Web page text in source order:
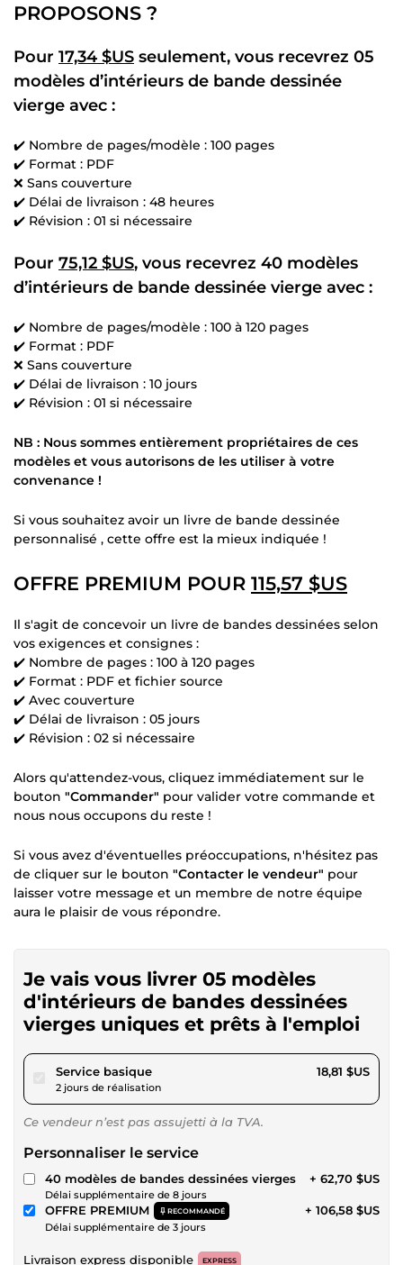
PROPOSONS ?
Pour 17,34 $US seulement, vous recevrez 05
modèles d’intérieurs de bande dessinée
vierge avec :
✔️ Nombre de pages/modèle : 100 pages
✔️ Format : PDF
❌ Sans couverture
✔️ Délai de livraison : 48 heures
✔️ Révision : 01 si nécessaire
Pour 75,12 $US, vous recevrez 40 modèles
d’intérieurs de bande dessinée vierge avec :
✔️ Nombre de pages/modèle : 100 à 120 pages
✔️ Format : PDF
❌ Sans couverture
✔️ Délai de livraison : 10 jours
✔️ Révision : 01 si nécessaire
NB : Nous sommes entièrement propriétaires de ces
modèles et vous autorisons de les utiliser à votre
convenance !
Si vous souhaitez avoir un livre de bande dessinée
personnalisé , cette offre est la mieux indiquée !
OFFRE PREMIUM POUR 115,57 $US
Il s'agit de concevoir un livre de bandes dessinées selon
vos exigences et consignes :
✔️ Nombre de pages : 100 à 120 pages
✔️ Format : PDF et fichier source
✔️ Avec couverture
✔️ Délai de livraison : 05 jours
✔️ Révision : 02 si nécessaire
Alors qu'attendez-vous, cliquez immédiatement sur le
bouton "Commander" pour valider votre commande et
nous nous occupons du reste !
Si vous avez d'éventuelles préoccupations, n'hésitez pas
de cliquer sur le bouton "Contacter le vendeur" pour
laisser votre message et un membre de notre équipe
aura le plaisir de vous répondre.
Je vais vous livrer 05 modèles
d'intérieurs de bandes dessinées
vierges uniques et prêts à l'emploi
Service basiquepour 17,34 $US
2 jours de réalisation
18,81 $US
Ce vendeur n’est pas assujetti à la TVA.
Personnaliser le service
40 modèles de bandes dessinées vierges
Délai supplémentaire de 8 jours
+ 62,70 $US
OFFRE PREMIUM RECOMMANDÉ
Délai supplémentaire de 3 jours
+ 106,58 $US
Livraison express disponible EXPRESS